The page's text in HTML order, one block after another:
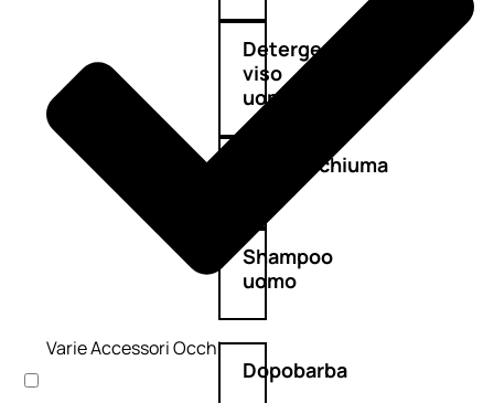
Detergente
viso
uomo
Docciaschiuma
uomo
Shampoo
uomo
Dopobarba
Varie Accessori Occhi